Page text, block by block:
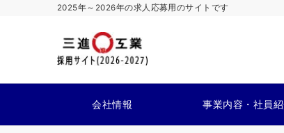
2025年～2026年の求人応募用のサイトです
会社情報 事業内容・社員